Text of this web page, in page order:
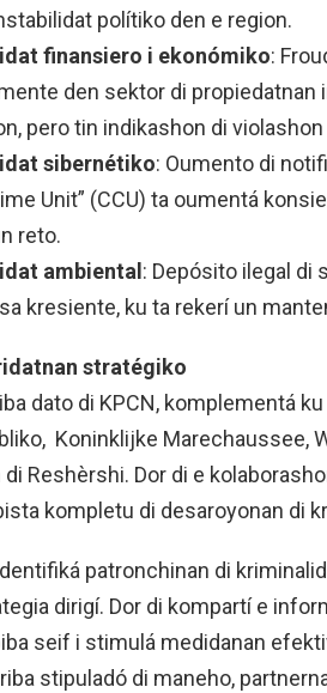
polítiko den e region.
finansiero i ekonómiko:
den sektor di
pero tin indikashon di
sibernétiko: Oumento di
Unit” (CCU) ta oumentá
reto.
ambiental: Depósito ilegal di
kresiente, ku ta rekerí un
stratégiko
dato di KPCN, komplementá
Koninklijke Marechaussee,
Reshèrshi. Dor di e
kompletu di desaroyonan di
patronchinan di
dirigí. Dor di kompartí e
seif i stimulá medidanan
stipuladó di maneho,